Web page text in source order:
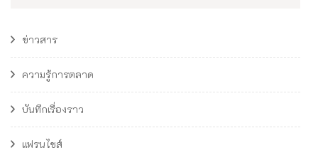
ข่าวสาร
ความรู้การตลาด
บันทึกเรื่องราว
แฟรนไชส์